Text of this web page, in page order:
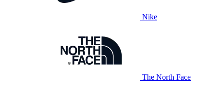
Nike
The North Face